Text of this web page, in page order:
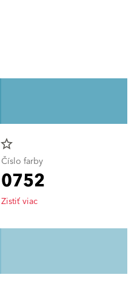
star_border
Číslo farby
0752
Zistiť viac